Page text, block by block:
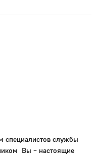
специалистов службы
Вы – настоящие